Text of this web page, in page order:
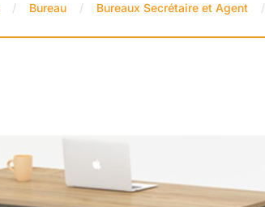
Bureau Bureaux Secrétaire et Agent